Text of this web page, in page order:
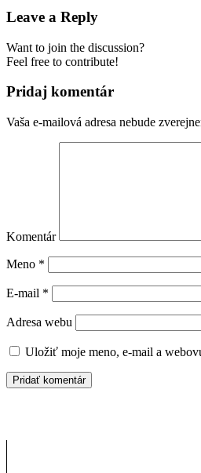
Leave a Reply
Want to join the discussion?
Feel free to contribute!
Pridaj komentár
Vaša e-mailová adresa nebude
Komentár
Meno *
E-mail *
Adresa webu
Uložiť moje meno, e-mail a